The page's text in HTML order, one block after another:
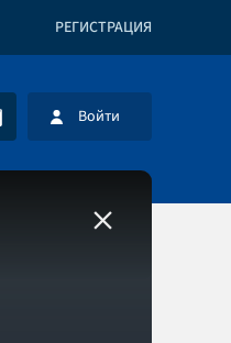
РЕГИСТРАЦИЯ
Войти